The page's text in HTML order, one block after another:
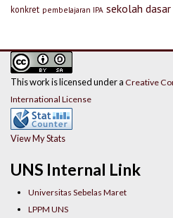
konkret pembelajaran IPA sekolah dasar
UNS Internal Link
Universitas Sebelas Maret
LPPM UNS
This work is licensed under a Creative
International License
View My Stats